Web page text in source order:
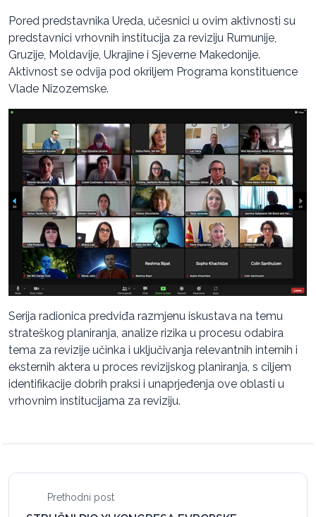
Pored predstavnika Ureda, učesnici u ovim aktivnosti su
predstavnici vrhovnih institucija za reviziju Rumunije,
Gruzije, Moldavije, Ukrajine i Sjeverne Makedonije.
Aktivnost se odvija pod okriljem Programa konstituence
Vlade Nizozemske.
Serija radionica predviđa razmjenu iskustava na temu
strateškog planiranja, analize rizika u procesu odabira
tema za revizije učinka i uključivanja relevantnih internih i
eksternih aktera u proces revizijskog planiranja, s ciljem
identifikacije dobrih praksi i unaprjeđenja ove oblasti u
vrhovnim institucijama za reviziju.
Prethodni post